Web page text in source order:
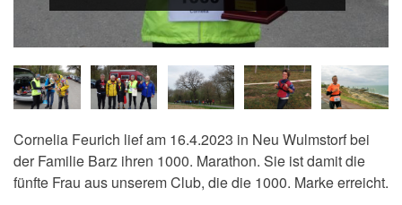
Cornelia Feurich lief am 16.4.2023 in Neu Wulmstorf bei
der Familie Barz ihren 1000. Marathon. Sie ist damit die
fünfte Frau aus unserem Club, die die 1000. Marke erreicht.